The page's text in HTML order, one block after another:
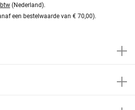
(Nederland).
een bestelwaarde van € 70,00).